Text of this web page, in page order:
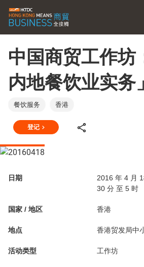
中国商贸工作坊
内地餐饮业实务」
餐饮服务 香港
登记
日期
2016 年 4 月
30 分 至 5 时
国家 / 地区 香港
地点 香港贸发局中
活动类型 工作坊